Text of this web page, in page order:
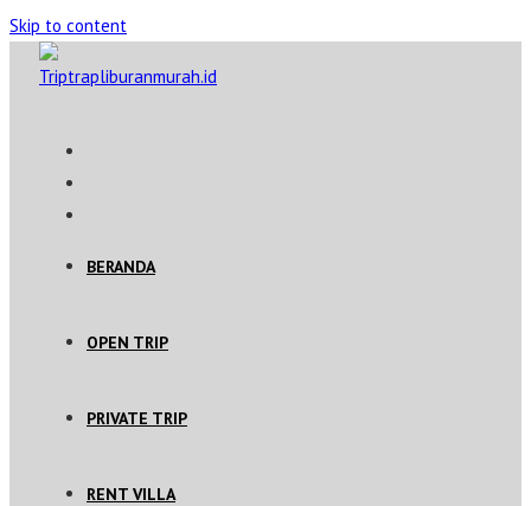
Skip to content
BERANDA
OPEN TRIP
PRIVATE TRIP
RENT VILLA